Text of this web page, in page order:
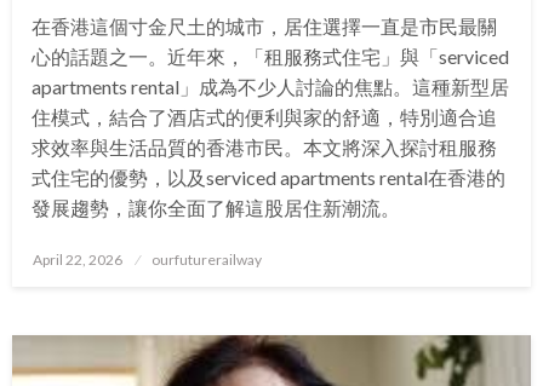
在香港這個寸金尺土的城市，居住選擇一直是市民最關
心的話題之一。近年來，「租服務式住宅」與「serviced
apartments rental」成為不少人討論的焦點。這種新型居
住模式，結合了酒店式的便利與家的舒適，特別適合追
求效率與生活品質的香港市民。本文將深入探討租服務
式住宅的優勢，以及serviced apartments rental在香港的
發展趨勢，讓你全面了解這股居住新潮流。
Posted
April 22, 2026 ourfuturerailway